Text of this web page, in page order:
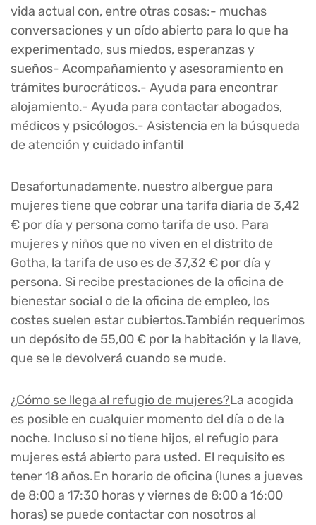
vida actual con, entre otras cosas:- muchas
conversaciones y un oído abierto para lo que ha
experimentado, sus miedos, esperanzas y
sueños- Acompañamiento y asesoramiento en
trámites burocráticos.- Ayuda para encontrar
alojamiento.- Ayuda para contactar abogados,
médicos y psicólogos.- Asistencia en la búsqueda
de atención y cuidado infantil
Desafortunadamente, nuestro albergue para
mujeres tiene que cobrar una tarifa diaria de 3,42
€ por día y persona como tarifa de uso. Para
mujeres y niños que no viven en el distrito de
Gotha, la tarifa de uso es de 37,32 € por día y
persona. Si recibe prestaciones de la oficina de
bienestar social o de la oficina de empleo, los
costes suelen estar cubiertos.También requerimos
un depósito de 55,00 € por la habitación y la llave,
que se le devolverá cuando se mude.
¿Cómo se llega al refugio de mujeres?La acogida
es posible en cualquier momento del día o de la
noche. Incluso si no tiene hijos, el refugio para
mujeres está abierto para usted. El requisito es
tener 18 años.En horario de oficina (lunes a jueves
de 8:00 a 17:30 horas y viernes de 8:00 a 16:00
horas) se puede contactar con nosotros al